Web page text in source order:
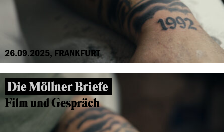
26.09.2025, FRANKFURT
Die Möllner Briefe
Film und Gespräch